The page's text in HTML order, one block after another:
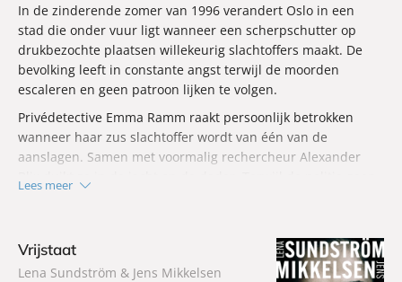
In de zinderende zomer van 1996 verandert Oslo in een
stad die onder vuur ligt wanneer een scherpschutter op
drukbezochte plaatsen willekeurig slachtoffers maakt. De
bevolking leeft in constante angst terwijl de moorden
escaleren en geen patroon lijken te volgen.
Privédetective Emma Ramm raakt persoonlijk betrokken
wanneer haar zus slachtoffer wordt van één van de
aanslagen. Samen met voormalig rechercheur Alexander
een dieper, persoonlijk motief schuilgaat achter de
geweldsgolf.
Lees meer
Vrijstaat
Lena Sundström & Jens Mikkelsen